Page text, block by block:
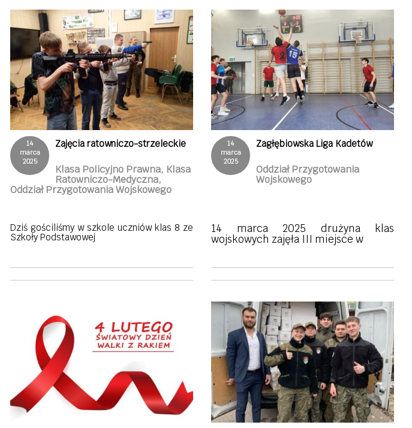
14
marca
2025
Zajęcia ratowniczo-strzeleckie
Klasa Policyjno Prawna, Klasa
Ratowniczo-Medyczna,
Oddział Przygotowania Wojskowego
Dziś gościliśmy w szkole uczniów klas 8 ze
Szkoły Podstawowej
14
marca
2025
Zagłębiowska Liga Kadetów
Oddział Przygotowania
Wojskowego
14 marca 2025 drużyna klas
wojskowych zajęła III miejsce w